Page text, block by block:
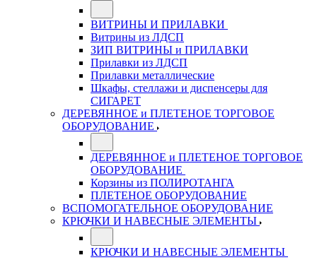
ВИТРИНЫ И ПРИЛАВКИ
Витрины из ЛДСП
ЗИП ВИТРИНЫ и ПРИЛАВКИ
Прилавки из ЛДСП
Прилавки металлические
Шкафы, стеллажи и диспенсеры для
СИГАРЕТ
ДЕРЕВЯННОЕ и ПЛЕТЕНОЕ ТОРГОВОЕ
ОБОРУДОВАНИЕ
ДЕРЕВЯННОЕ и ПЛЕТЕНОЕ ТОРГОВОЕ
ОБОРУДОВАНИЕ
Корзины из ПОЛИРОТАНГА
ПЛЕТЕНОЕ ОБОРУДОВАНИЕ
ВСПОМОГАТЕЛЬНОЕ ОБОРУДОВАНИЕ
КРЮЧКИ И НАВЕСНЫЕ ЭЛЕМЕНТЫ
КРЮЧКИ И НАВЕСНЫЕ ЭЛЕМЕНТЫ